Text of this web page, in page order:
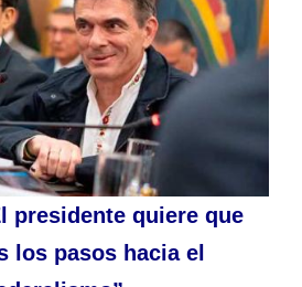
presidente quiere que
los pasos hacia el